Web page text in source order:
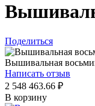
Поделиться
Вышивальная
Написать отзыв
2 548 463.66 ₽
В корзину